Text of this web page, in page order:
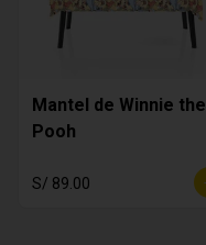
Mantel de Winnie the
Pooh
S/ 89.00